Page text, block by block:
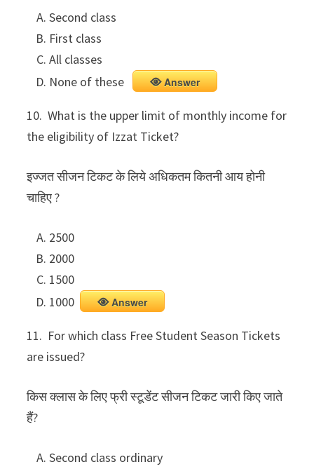
Second class
First class
All classes
None of these
Answer
10. What is the upper limit of monthly income for
the eligibility of Izzat Ticket?
इज्जत सीजन टिकट के लिये अधिकतम कितनी आय होनी
चाहिए ?
2500
2000
1500
1000
Answer
11. For which class Free Student Season Tickets
are issued?
किस क्लास के लिए फ्री स्टूडेंट सीजन टिकट जारी किए जाते
हैं?
Second class ordinary